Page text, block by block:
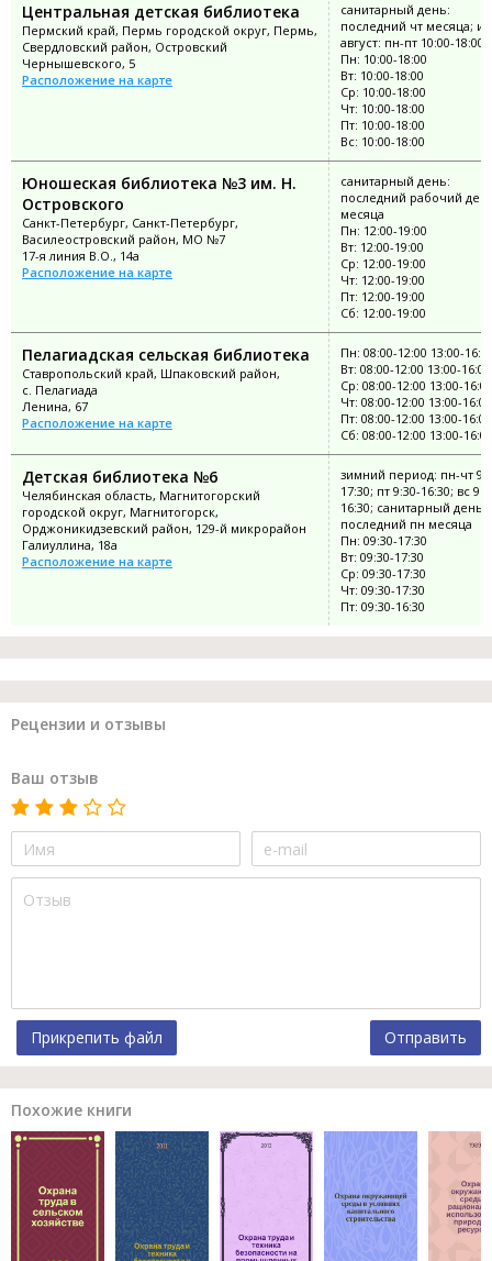
Центральная детская библиотека
Пермский край, Пермь городской округ, Пермь,
Свердловский район, Островский
Чернышевского, 5
Расположение на карте
санитарный день:
последний чт месяца;
август: пн-пт 10:00-18:00
Пн: 10:00-18:00
Вт: 10:00-18:00
Ср: 10:00-18:00
Чт: 10:00-18:00
Пт: 10:00-18:00
Вс: 10:00-18:00
Юношеская библиотека №3 им. Н.
Островского
Санкт-Петербург, Санкт-Петербург,
Василеостровский район, МО №7
17-я линия В.О., 14а
Расположение на карте
санитарный день:
последний рабочий
месяца
Пн: 12:00-19:00
Вт: 12:00-19:00
Ср: 12:00-19:00
Чт: 12:00-19:00
Пт: 12:00-19:00
Сб: 12:00-19:00
Пелагиадская сельская библиотека
Ставропольский край, Шпаковский район,
с. Пелагиада
Ленина, 67
Расположение на карте
Пн: 08:00-12:00 13:00-
Вт: 08:00-12:00 13:00-16:00
Ср: 08:00-12:00 13:00-16:00
Чт: 08:00-12:00 13:00-16:00
Пт: 08:00-12:00 13:00-16:00
Сб: 08:00-12:00 13:00-16:00
Детская библиотека №6
Челябинская область, Магнитогорский
городской округ, Магнитогорск,
Орджоникидзевский район, 129-й микрорайон
Галиуллина, 18а
Расположение на карте
зимний период: пн-чт
17:30; пт 9:30-16:30; вс
16:30; санитарный день:
последний пн месяца
Пн: 09:30-17:30
Вт: 09:30-17:30
Ср: 09:30-17:30
Чт: 09:30-17:30
Пт: 09:30-16:30
Рецензии и отзывы
Ваш отзыв
Прикрепить файл Отправить
Похожие книги